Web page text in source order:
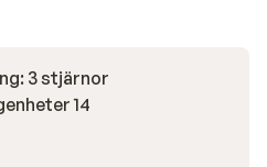
till lugna promenader och
genom både det
köket.
3 stjärnor
14